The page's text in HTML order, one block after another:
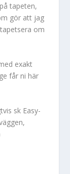
tapeten,
gör att jag
om
exakt
får ni här
sk Easy-